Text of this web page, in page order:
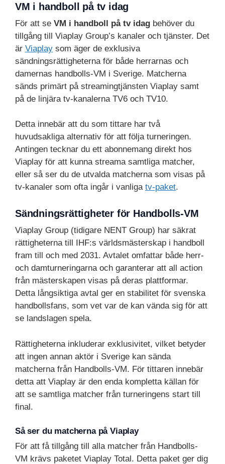
VM i handboll på tv idag
För att se VM i handboll på tv idag behöver du
tillgång till Viaplay Group’s kanaler och tjänster. Det
är Viaplay som äger de exklusiva
sändningsrättigheterna för både herrarnas och
damernas handbolls-VM i Sverige. Matcherna
sänds primärt på streamingtjänsten Viaplay samt
på de linjära tv-kanalerna TV6 och TV10.
Detta innebär att du som tittare har två
huvudsakliga alternativ för att följa turneringen.
Antingen tecknar du ett abonnemang direkt hos
Viaplay för att kunna streama samtliga matcher,
eller så ser du de utvalda matcherna som visas på
tv-kanaler som ofta ingår i vanliga tv-paket.
Sändningsrättigheter för Handbolls-VM
Viaplay Group (tidigare NENT Group) har säkrat
rättigheterna till IHF:s världsmästerskap i handboll
fram till och med 2031. Avtalet omfattar både herr-
och damturneringarna och garanterar att all action
från mästerskapen visas på deras plattformar.
Detta långsiktiga avtal ger en stabilitet för svenska
handbollsfans, som vet var de kan vända sig för att
se landslagen spela.
Rättigheterna inkluderar exklusivitet, vilket betyder
att ingen annan aktör i Sverige kan sända
matcherna från Handbolls-VM. För tittaren innebär
detta att Viaplay är den enda kompletta källan för
att se samtliga matcher från turneringens start till
final.
Så ser du matcherna på Viaplay
För att få tillgång till alla matcher från Handbolls-
VM krävs paketet Viaplay Total. Detta paket ger dig